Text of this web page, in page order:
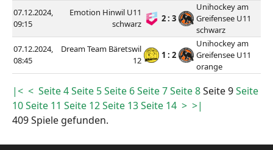
07.12.2024,
09:15
Emotion Hinwil U11
schwarz
2 : 3
Unihockey am
Greifensee U11
schwarz
07.12.2024,
08:45
Dream Team Bäretswil
12
1 : 2
Unihockey am
Greifensee U11
orange
|< < Seite 4Seite 5Seite 6Seite 7Seite 8Seite 9Seite
10Seite 11 Seite 12Seite 13Seite 14 > >|
409 Spiele gefunden.